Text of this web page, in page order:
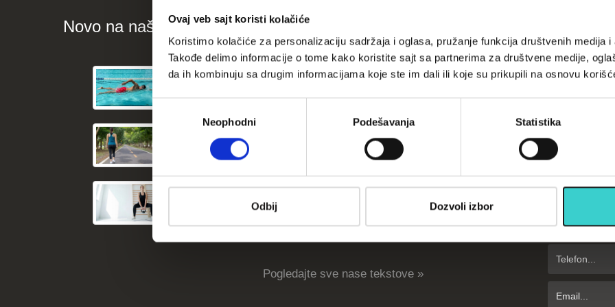
Ovaj veb sajt koristi kolačiće
Koristimo kolačiće za personalizaciju sadržaja i oglasa, pružanje funkcija društvenih medija i
Takođe delimo informacije o tome kako koristite sajt sa partnerima za društvene medije,
da ih kombinuju sa drugim informacijama koje ste im dali ili koje su prikupili na osnovu
Избор
сагласностиNeophodni Podešavanja Statistika
Odbij Dozvoli izbor
Novo na našem blogu
Kako vežbanje može pomoći boljem odnosu HDL i LDL
Najbolje vežbe niskog intenziteta za aktivniji život
Kako početi sa vežbanjem ako dugo niste bili aktivni?
Pogledajte sve nase tekstove »
Kako kupiti
O nama
Kontakt
Pratite
Pišite